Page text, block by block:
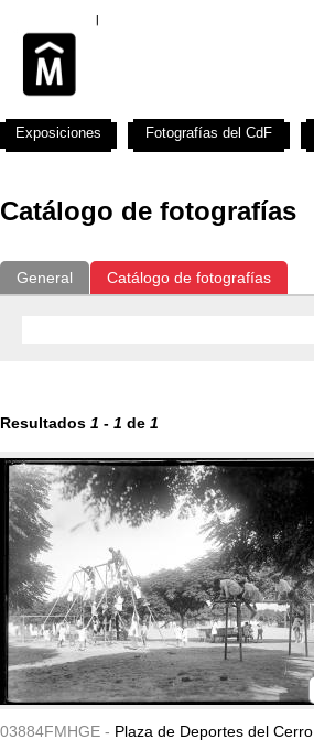
Catálogo de fotografías
General Catálogo de fotografías
Resultados 1 - 1 de 1
03884FMHGE - Plaza de Deportes del Cerro.
Exposiciones Fotografías del CdF